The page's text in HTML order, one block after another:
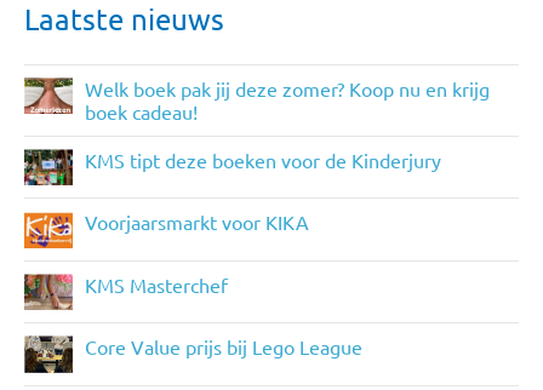
Laatste nieuws
Welk boek pak jij deze zomer? Koop nu en krijg
boek cadeau!
KMS tipt deze boeken voor de Kinderjury
Voorjaarsmarkt voor KIKA
KMS Masterchef
Core Value prijs bij Lego League